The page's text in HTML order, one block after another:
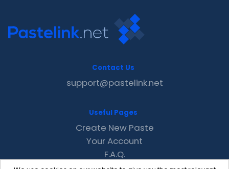
Contact Us
support@pastelink.net
Useful Pages
Create New Paste
Your Account
F.A.Q.